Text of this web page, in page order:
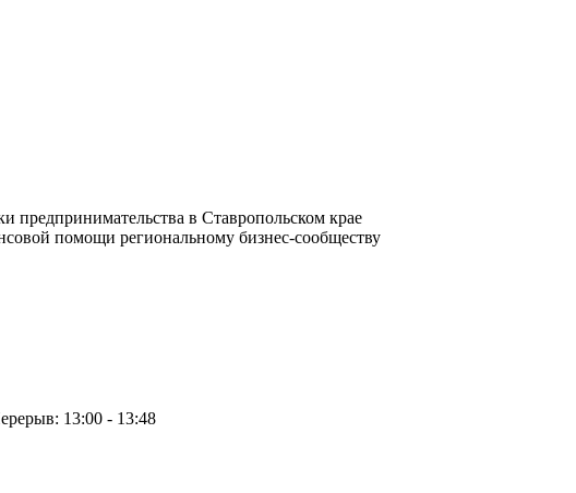
в Ставропольском крае
помощи региональному бизнес-сообществу
13:00 - 13:48